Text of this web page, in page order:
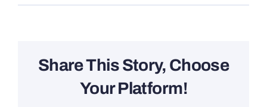
Share This Story, Choose
Your Platform!